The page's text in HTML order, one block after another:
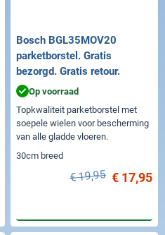
Bosch BGL35MOV20
parketborstel. Gratis
bezorgd. Gratis retour.
Op voorraad
Topkwaliteit parketborstel met
soepele wielen voor bescherming
van alle gladde vloeren.
30cm breed
€ 17,95
€ 19,95